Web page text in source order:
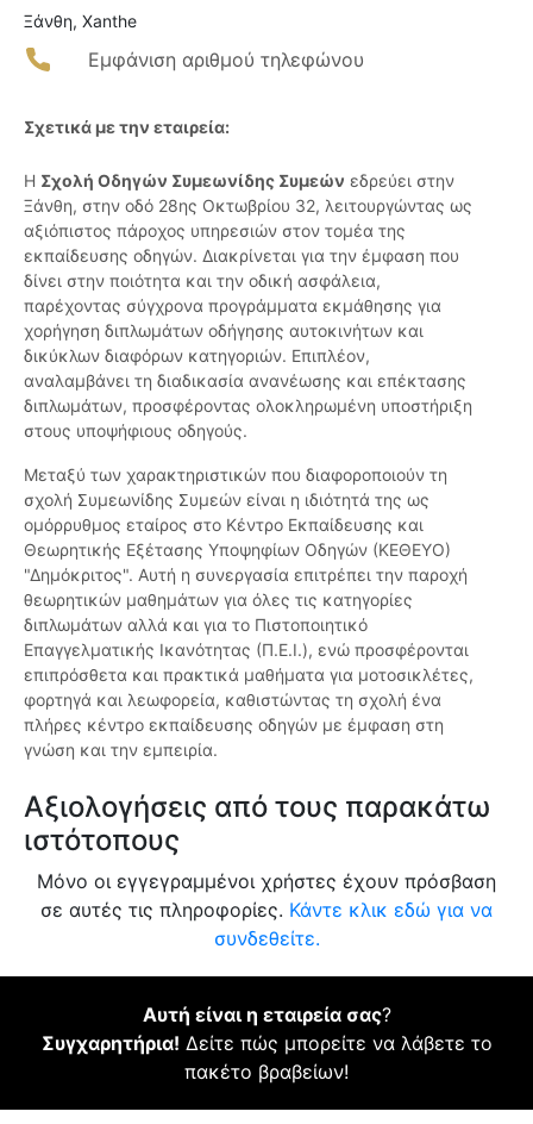
Ξάνθη, Xanthe
Εμφάνιση αριθμού τηλεφώνου
Σχετικά με την εταιρεία:
Η Σχολή Οδηγών Συμεωνίδης Συμεών εδρεύει στην
Ξάνθη, στην οδό 28ης Οκτωβρίου 32, λειτουργώντας ως
αξιόπιστος πάροχος υπηρεσιών στον τομέα της
εκπαίδευσης οδηγών. Διακρίνεται για την έμφαση που
δίνει στην ποιότητα και την οδική ασφάλεια,
παρέχοντας σύγχρονα προγράμματα εκμάθησης για
χορήγηση διπλωμάτων οδήγησης αυτοκινήτων και
δικύκλων διαφόρων κατηγοριών. Επιπλέον,
αναλαμβάνει τη διαδικασία ανανέωσης και επέκτασης
διπλωμάτων, προσφέροντας ολοκληρωμένη υποστήριξη
στους υποψήφιους οδηγούς.
Μεταξύ των χαρακτηριστικών που διαφοροποιούν τη
σχολή Συμεωνίδης Συμεών είναι η ιδιότητά της ως
ομόρρυθμος εταίρος στο Κέντρο Εκπαίδευσης και
Θεωρητικής Εξέτασης Υποψηφίων Οδηγών (ΚΕΘΕΥΟ)
"Δημόκριτος". Αυτή η συνεργασία επιτρέπει την παροχή
θεωρητικών μαθημάτων για όλες τις κατηγορίες
διπλωμάτων αλλά και για το Πιστοποιητικό
Επαγγελματικής Ικανότητας (Π.Ε.Ι.), ενώ προσφέρονται
επιπρόσθετα και πρακτικά μαθήματα για μοτοσικλέτες,
φορτηγά και λεωφορεία, καθιστώντας τη σχολή ένα
πλήρες κέντρο εκπαίδευσης οδηγών με έμφαση στη
γνώση και την εμπειρία.
Αξιολογήσεις από τους παρακάτω
ιστότοπους
Μόνο οι εγγεγραμμένοι χρήστες έχουν πρόσβαση
σε αυτές τις πληροφορίες. Κάντε κλικ εδώ για να
συνδεθείτε.
Αυτή είναι η εταιρεία σας?
Συγχαρητήρια! Δείτε πώς μπορείτε να λάβετε το
πακέτο βραβείων!